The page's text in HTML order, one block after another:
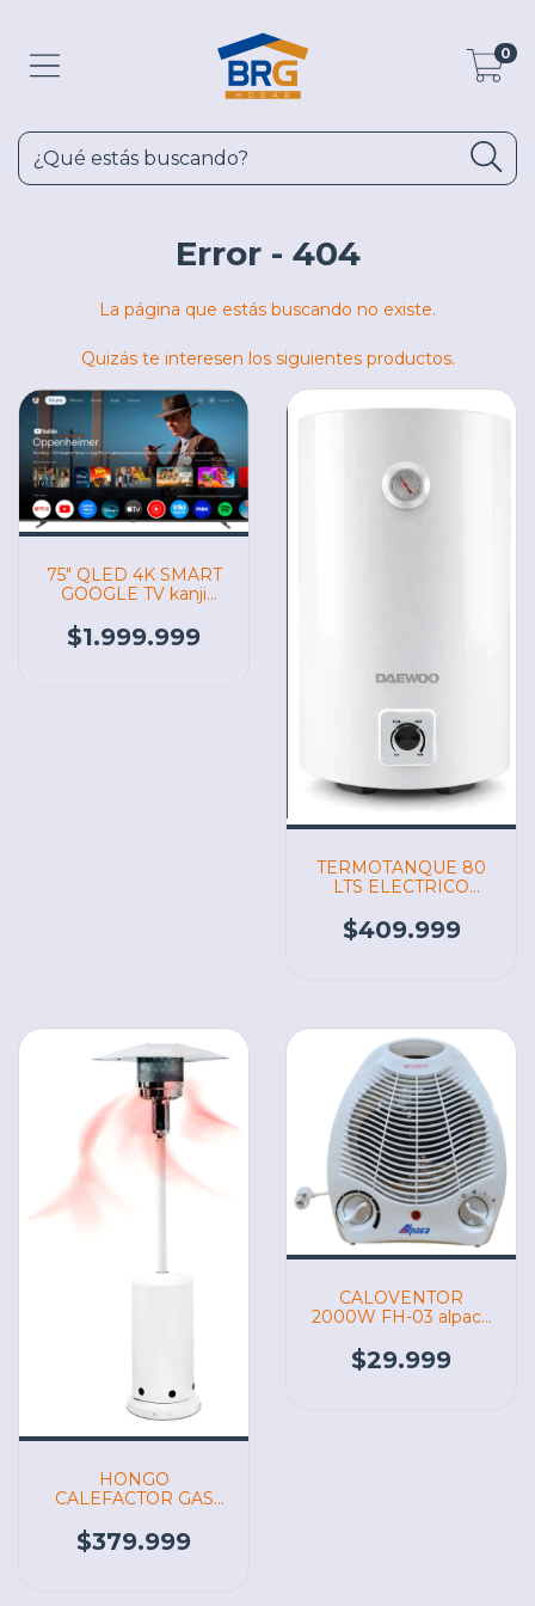
0
Error - 404
La página que estás buscando no existe.
Quizás te interesen los siguientes productos.
75" QLED 4K SMART
GOOGLE TV kanji
$1.999.999
TERMOTANQUE 80
LTS ELECTRICO
(07180)
$409.999
HONGO
CALEFACTOR GAS
(07176)
$379.999
CALOVENTOR
2000W FH-03 alpaca
$29.999